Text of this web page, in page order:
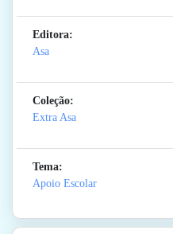
Editora:
Asa
Coleção:
Extra Asa
Tema:
Apoio Escolar